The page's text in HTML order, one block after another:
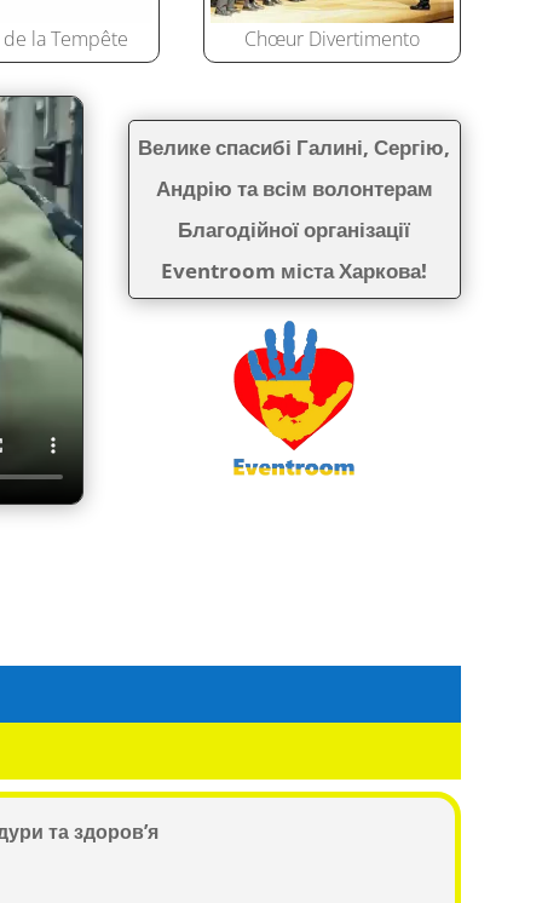
la Tempête Chœur Divertimento
Велике спасибі Галині, Сергію,
Андрію та всім волонтерам
Благодійної організації
Eventroom міста Харкова!
та здоров’я